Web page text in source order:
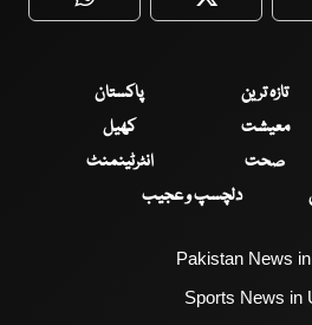
WhatsApp Twitter
تازہ ترین
پاکستان
معیشت
کھیل
صحت
انٹرٹینمنٹ
دلچسپ و عجیب
Pakistan News
Sports News in